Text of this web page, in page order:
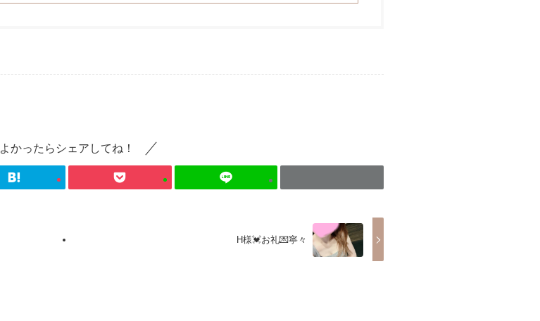
よかったらシェアしてね！
H様💓お礼💌寧々